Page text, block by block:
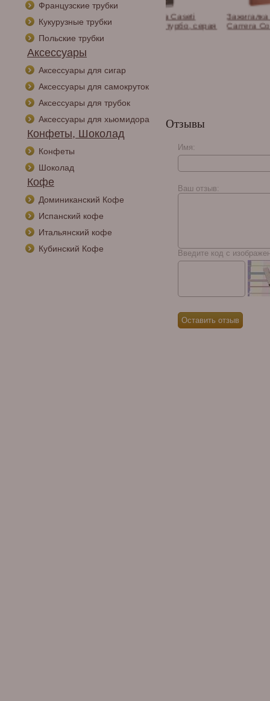
Французские трубки
Кукурузные трубки
Польские трубки
Аксессуары
Аксессуары для сигар
Аксессуары для самокруток
Аксессуары для трубок
Аксессуары для хьюмидора
Конфеты, Шоколад
Конфеты
Шоколад
Кофе
Доминиканский Кофе
Испанский кофе
Итальянский кофе
Кубинский Кофе
Caseti
турбо
пламя),
CA437-4
сигарная турбо, серая
CA567-4
Зажигалка Vertigo
Carrera Copper
Отзывы
Имя:
Ваш отзыв:
Введите код с